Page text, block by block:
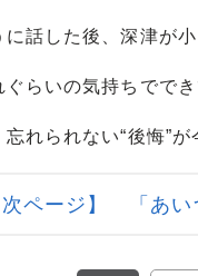
話した後、深津が小
ぐらいの気持ちでで
れられない“後悔”が
次ページ】 「あい